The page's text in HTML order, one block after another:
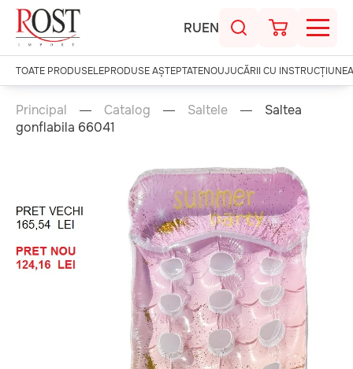
RUEN
TOATE PRODUSELEPRODUSE AȘTEPTATENOUJUCĂRII CU
Principal Catalog Saltele
Saltea
gonflabila 66041